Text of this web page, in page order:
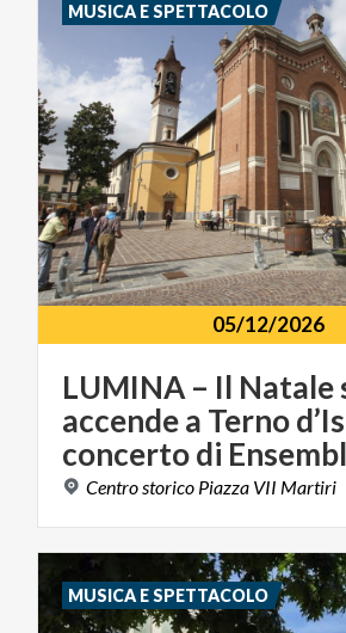
05/12/2026
LUMINA – Il Natale
accende a Terno
Centrostorico Piazza VII Martiri
MUSICA E SPETTACOLO
MUSICA E SPETTACOLO